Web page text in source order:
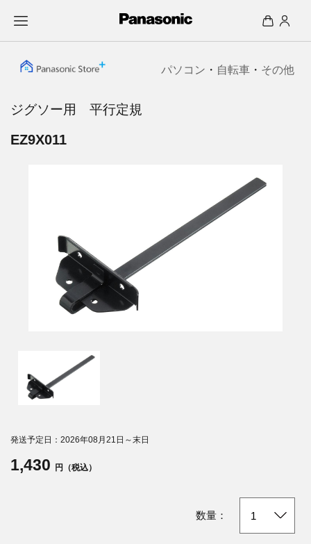
パソコン ・ 自転車 ・ その他
ジグソー用 平行定規
EZ9X011
発送予定日：2026年08月21日～末日
1,430 円（税込）
数量：